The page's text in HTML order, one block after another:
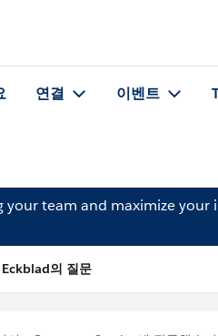
연결 이벤트
your team and maximize your
의 질문